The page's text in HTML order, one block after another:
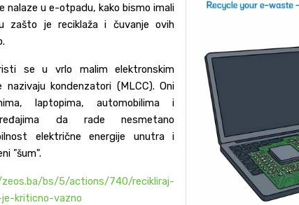
nalaze u e-otpadu, kako bismo imali
zašto je reciklaža i čuvanje ovih
se u vrlo malim elektronskim
nazivaju kondenzatori (MLCC). Oni
laptopima, automobilima i
da rade nesmetano
električne energije unutra i
"šum".
bs/5/actions/740/recikliraj-
kriticno-vazno